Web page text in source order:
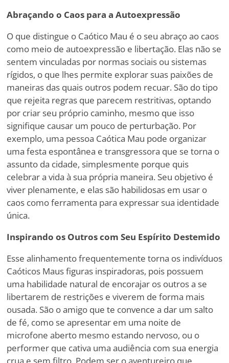
Abraçando o Caos para a Autoexpressão
O que distingue o Caótico Mau é o seu abraço ao caos
como meio de autoexpressão e libertação. Elas não se
sentem vinculadas por normas sociais ou sistemas
rígidos, o que lhes permite explorar suas paixões de
maneiras das quais outros podem recuar. São do tipo
que rejeita regras que parecem restritivas, optando
por criar seu próprio caminho, mesmo que isso
signifique causar um pouco de perturbação. Por
exemplo, uma pessoa Caótica Mau pode organizar
uma festa espontânea e transgressora que se torna o
assunto da cidade, simplesmente porque quis
celebrar a vida à sua própria maneira. Seu objetivo é
viver plenamente, e elas são habilidosas em usar o
caos como ferramenta para expressar sua identidade
única.
Inspirando os Outros com Seu Espírito Destemido
Esse alinhamento frequentemente torna os indivíduos
Caóticos Maus figuras inspiradoras, pois possuem
uma habilidade natural de encorajar os outros a se
libertarem de restrições e viverem de forma mais
ousada. São o amigo que te convence a dar um salto
de fé, como se apresentar em uma noite de
microfone aberto mesmo estando nervoso, ou o
performer que cativa uma audiência com sua energia